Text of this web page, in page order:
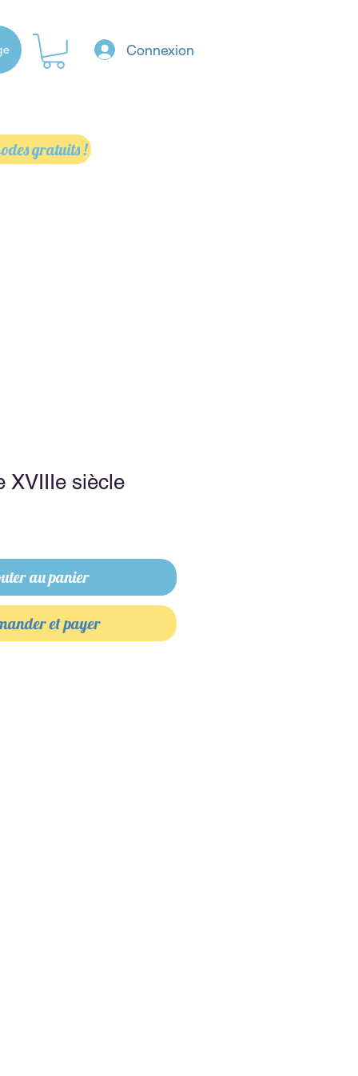
Connexion
gratuits !
XVIIIe siècle
au panier
et payer